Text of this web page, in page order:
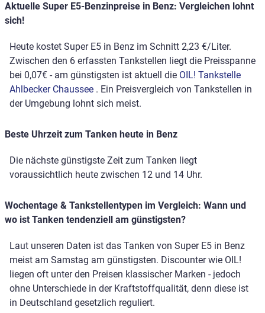
Aktuelle Super E5-Benzinpreise in Benz: Vergleichen lohnt
sich!
Heute kostet Super E5 in Benz im Schnitt 2,23 €/Liter.
Zwischen den 6 erfassten Tankstellen liegt die Preisspanne
bei 0,07€ - am günstigsten ist aktuell die OIL! Tankstelle
Ahlbecker Chaussee . Ein Preisvergleich von Tankstellen in
der Umgebung lohnt sich meist.
Beste Uhrzeit zum Tanken heute in Benz
Die nächste günstigste Zeit zum Tanken liegt
voraussichtlich heute zwischen 12 und 14 Uhr.
Wochentage & Tankstellentypen im Vergleich: Wann und
wo ist Tanken tendenziell am günstigsten?
Laut unseren Daten ist das Tanken von Super E5 in Benz
meist am Samstag am günstigsten. Discounter wie OIL!
liegen oft unter den Preisen klassischer Marken - jedoch
ohne Unterschiede in der Kraftstoffqualität, denn diese ist
in Deutschland gesetzlich reguliert.